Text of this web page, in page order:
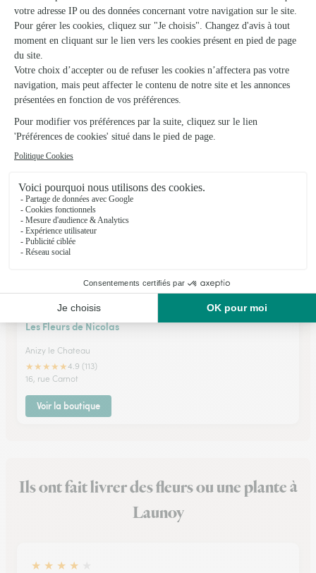
Capucine
Dormans
★★★★★4.8 (69)
12, rue du Général Leclerc
Les Fleurs de Nicolas
Anizy le Chateau
★★★★★4.9 (113)
16, rue Carnot
Voir la boutique
Ils ont fait livrer des fleurs ou une plante à
Launoy
★ ★ ★ ★